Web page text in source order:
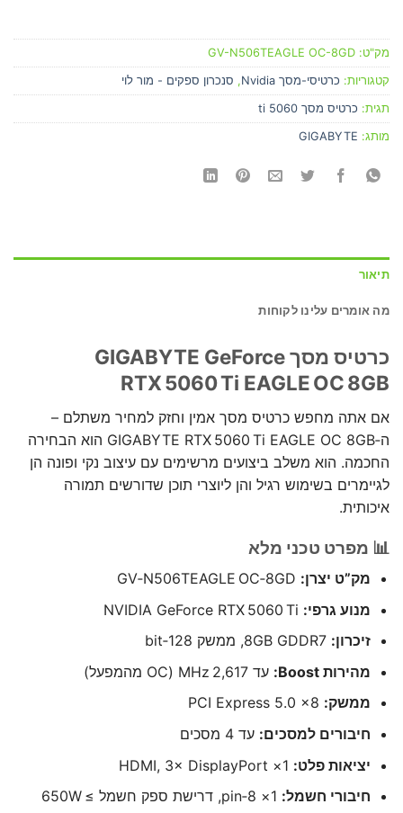
מק"ט: GV-N506TEAGLE OC-8GD
קטגוריות: כרטיסי-מסך Nvidia , סנכרון ספקים - מור לוי
תגית: כרטיס מסך 5060 ti
מותג: GIGABYTE
תיאור
מה אומרים עלינו לקוחות
כרטיס מסך GIGABYTE GeForce
RTX 5060 Ti EAGLE OC 8GB
אם אתה מחפש כרטיס מסך אמין וחזק למחיר משתלם –
ה‑GIGABYTE RTX 5060 Ti EAGLE OC 8GB הוא הבחירה
החכמה. הוא משלב ביצועים מרשימים עם עיצוב נקי ופונה הן
לגיימרים בשימוש רגיל והן ליוצרי תוכן שדורשים תמורה
איכותית.
📊 מפרט טכני מלא
מק”ט יצרן:
מנוע גרפי:
זיכרון:
מהירות Boost:
עד 2,617 MHz (OC מהמפעל)
ממשק:
חיבורים למסכים: עד 4 מסכים
יציאות פלט:
חיבורי חשמל: